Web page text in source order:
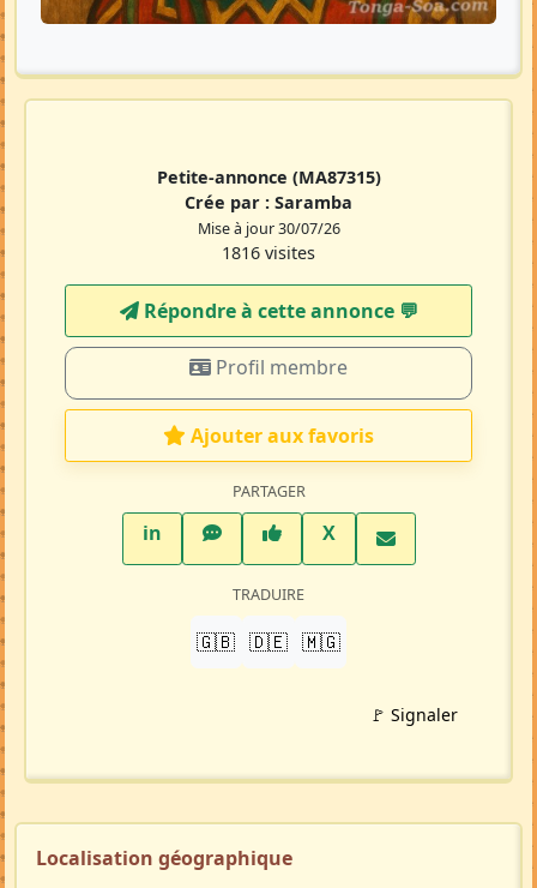
Petite-annonce (MA87315)
Crée par : Saramba
Mise à jour 30/07/26
1816 visites
Répondre à cette annonce 💬​
Profil membre
Ajouter aux favoris
PARTAGER
inLinkedInWhatsAppFacebook
XTwitter X
TRADUIRE
🇬🇧 🇩🇪 🇲🇬
🚩 Signaler
Localisation géographique